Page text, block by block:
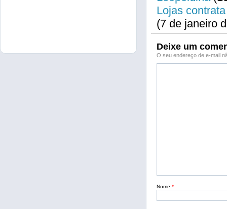
Lojas
(7 de janeiro
Deixe um
O seu endereço de e-mail
Nome *